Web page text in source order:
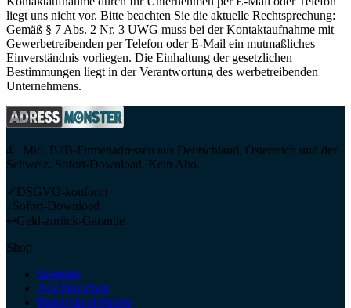
liegt uns nicht vor. Bitte beachten Sie die aktuelle Rechtsprechung:
Gemäß § 7 Abs. 2 Nr. 3 UWG muss bei der Kontaktaufnahme mit
Gewerbetreibenden per Telefon oder E-Mail ein mutmaßliches
Einverständnis vorliegen. Die Einhaltung der gesetzlichen
Bestimmungen liegt in der Verantwortung des werbetreibenden
Unternehmens.
4+ Mio. B2B-Firmenadressen aus Deutschland, Österreich und der
Schweiz. Sofort-Download. Kein Abo.
✓ DSGVO-konform
↓Sofort-Download
↩Geld-zurück-Garantie
Shop
Startseite
Alle Branchen
Bundesland-Pakete